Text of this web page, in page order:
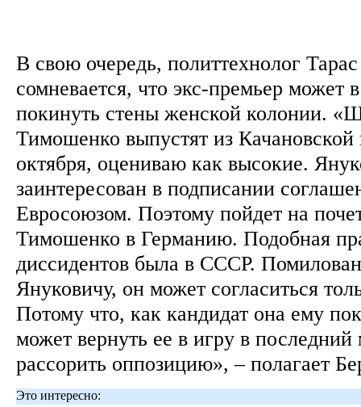
В свою очередь, политтехнолог
сомневается, что экс-премьер может
покинуть стены женской колонии.
Тимошенко выпустят из
октября, оцениваю как высокие.
заинтересован в подписании
Евросоюзом. Поэтому пойдет на
Тимошенко в Германию. Подобная
диссидентов была в СССР.
Януковичу, он может согласиться
Потому что, как кандидат она ему
может вернуть ее в игру в
рассорить оппозицию», – полагает
Это интересно: